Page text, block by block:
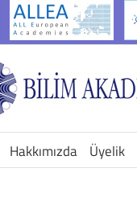
Hakkımızda Üyelik